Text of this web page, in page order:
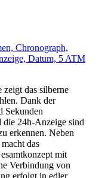
Chronograph,
Datum, 5 ATM
zeigt das silberne
Dank der
Sekunden
die 24h-Anzeige sind
erkennen. Neben
das
mit
Verbindung von
erfolgt in edler